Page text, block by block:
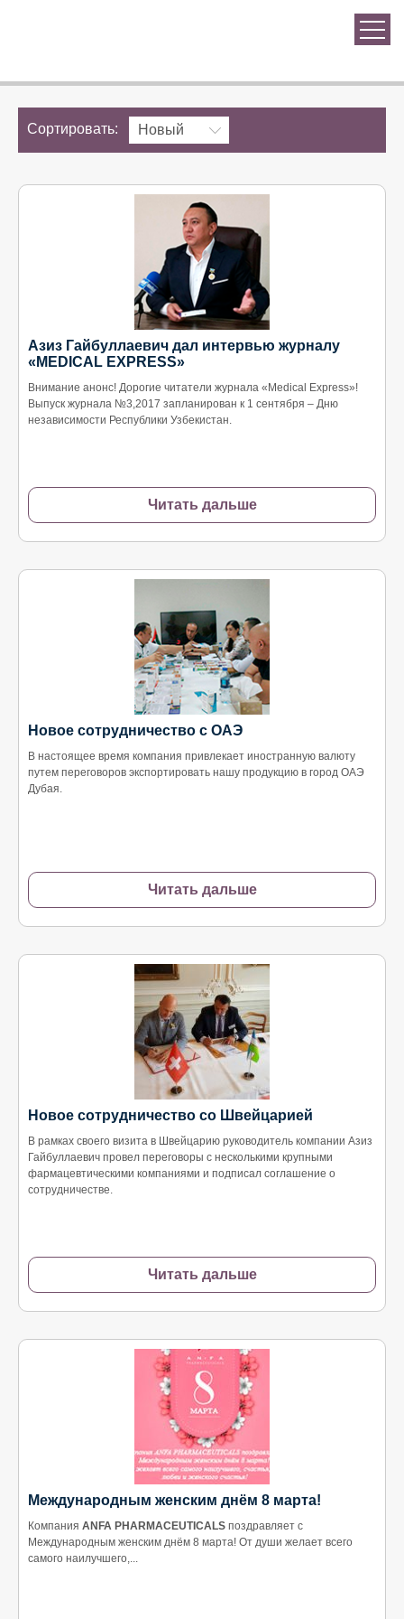
Сортировать: Новый
Азиз Гайбуллаевич дал интервью журналу
«MEDICAL EXPRESS»
Внимание анонс! Дорогие читатели журнала «Мedical Еxpress»!
Выпуск журнала №3,2017 запланирован к 1 сентября – Дню
независимости Республики Узбекистан.
Читать дальше
Новое сотрудничество с ОАЭ
В настоящее время компания привлекает иностранную валюту
путем переговоров экспортировать нашу продукцию в город ОАЭ
Дубая.
Читать дальше
Новое сотрудничество со Швейцарией
В рамках своего визита в Швейцарию руководитель компании Азиз
Гайбуллаевич провел переговоры с несколькими крупными
фармацевтическими компаниями и подписал соглашение о
сотрудничестве.
Читать дальше
Международным женским днём 8 марта!
Компания АNFA PHARMACEUTICALS поздравляет с
Международным женским днём 8 марта! От души желает всего
самого наилучшего,...